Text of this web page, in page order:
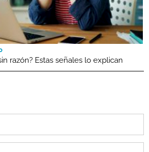
razón? Estas señales lo explican